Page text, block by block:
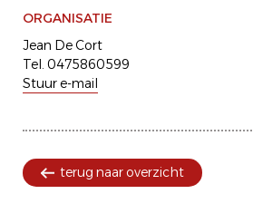
ORGANISATIE
Jean De Cort
Tel. 0475860599
Stuur e-mail
terug naar overzicht